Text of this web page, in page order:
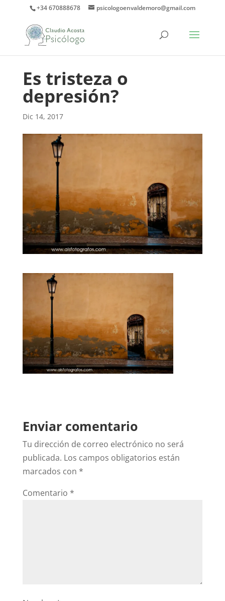
+34 670888678 psicologoenvaldemoro@gmail.com
Es tristeza o
depresión?
Dic 14, 2017
Enviar comentario
Tu dirección de correo electrónico no será
publicada. Los campos obligatorios están
marcados con *
Comentario *